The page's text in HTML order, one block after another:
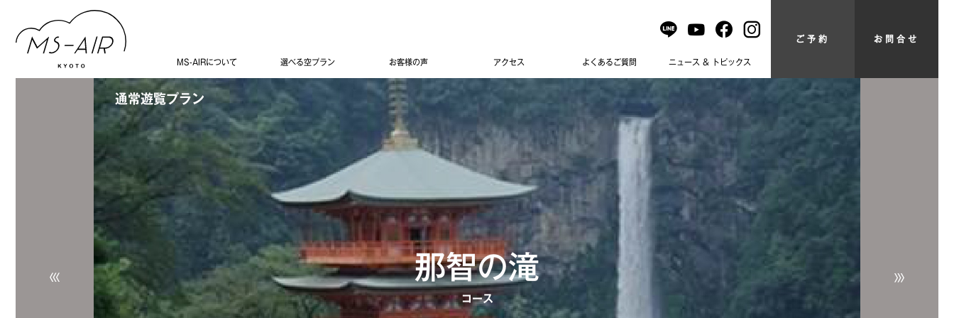
MS-AIRについて 選べる空プラン お客様の声 アクセス よくあるご質問 ニュース & トピックス
ご予約 お問合せ
通常遊覧プラン
那智の滝
コース